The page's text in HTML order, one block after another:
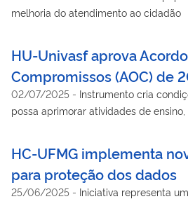
melhoria do atendimento ao cidadão
HU-Univasf aprova
Compromissos (AOC) de
02/07/2025 - Instrumento cria
possa aprimorar atividades de
HC-UFMG implementa
para proteção dos dados
25/06/2025 - Iniciativa representa